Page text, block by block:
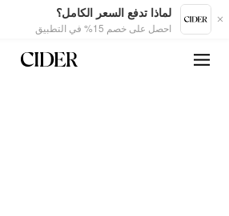
لماذا تدفع السعر الكامل؟
احصل على خصم 15% في التطبيق